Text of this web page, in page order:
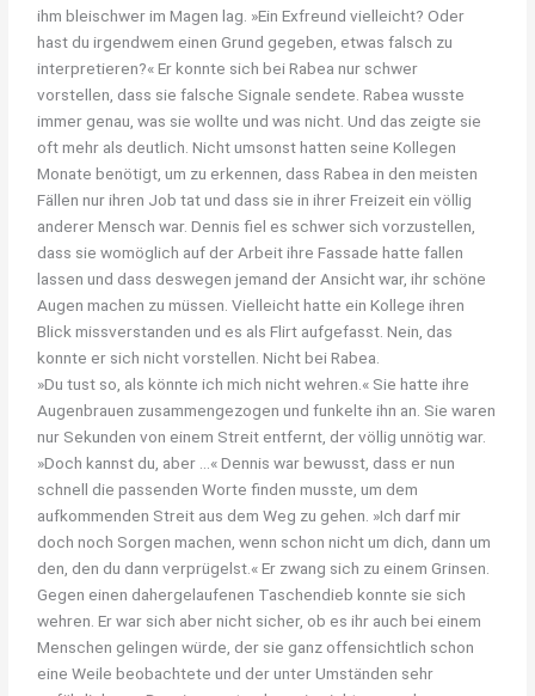
ihm bleischwer im Magen lag. »Ein Exfreund vielleicht? Oder
hast du irgendwem einen Grund gegeben, etwas falsch zu
interpretieren?« Er konnte sich bei Rabea nur schwer
vorstellen, dass sie falsche Signale sendete. Rabea wusste
immer genau, was sie wollte und was nicht. Und das zeigte sie
oft mehr als deutlich. Nicht umsonst hatten seine Kollegen
Monate benötigt, um zu erkennen, dass Rabea in den meisten
Fällen nur ihren Job tat und dass sie in ihrer Freizeit ein völlig
anderer Mensch war. Dennis fiel es schwer sich vorzustellen,
dass sie womöglich auf der Arbeit ihre Fassade hatte fallen
lassen und dass deswegen jemand der Ansicht war, ihr schöne
Augen machen zu müssen. Vielleicht hatte ein Kollege ihren
Blick missverstanden und es als Flirt aufgefasst. Nein, das
konnte er sich nicht vorstellen. Nicht bei Rabea.
»Du tust so, als könnte ich mich nicht wehren.« Sie hatte ihre
Augenbrauen zusammengezogen und funkelte ihn an. Sie waren
nur Sekunden von einem Streit entfernt, der völlig unnötig war.
»Doch kannst du, aber …« Dennis war bewusst, dass er nun
schnell die passenden Worte finden musste, um dem
aufkommenden Streit aus dem Weg zu gehen. »Ich darf mir
doch noch Sorgen machen, wenn schon nicht um dich, dann um
den, den du dann verprügelst.« Er zwang sich zu einem Grinsen.
Gegen einen dahergelaufenen Taschendieb konnte sie sich
wehren. Er war sich aber nicht sicher, ob es ihr auch bei einem
Menschen gelingen würde, der sie ganz offensichtlich schon
eine Weile beobachtete und der unter Umständen sehr